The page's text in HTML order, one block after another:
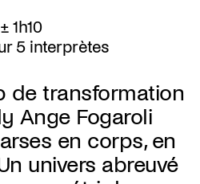
± 1h10
5 interprètes
de transformation
Ange Fogaroli
en corps, en
univers abreuvé